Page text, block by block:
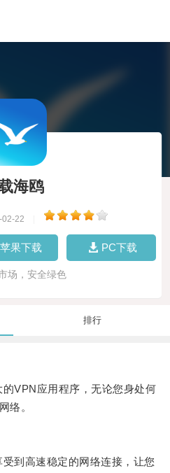
载海鸥
02-22
苹果下载 PC下载
场，安全绿色
排行
VPN应用程序，无论您身处何
络。
到高速稳定的网络连接，让您